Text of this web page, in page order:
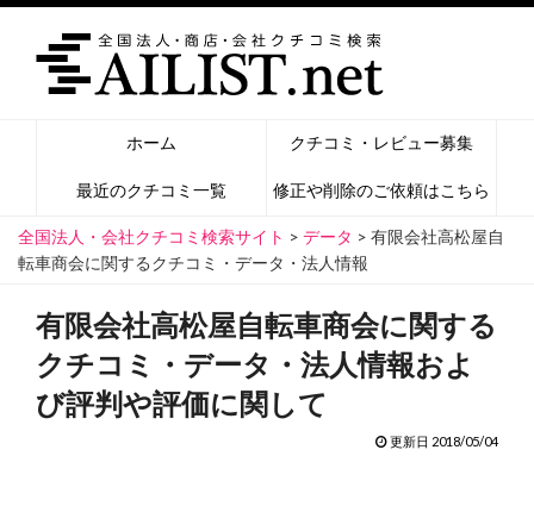
ホーム クチコミ・レビュー募集
最近のクチコミ一覧 修正や削除のご依頼はこちら
全国法人・会社クチコミ検索サイト > データ > 有限会社高松屋自
転車商会に関するクチコミ・データ・法人情報
有限会社高松屋自転車商会に関する
クチコミ・データ・法人情報およ
び評判や評価に関して
更新日 2018/05/04